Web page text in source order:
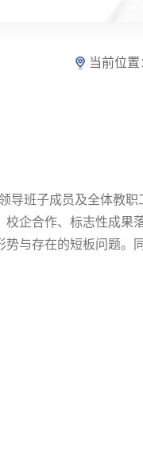
当前位置
班子成员及全体教
企合作、标志性成果
与存在的短板问题。